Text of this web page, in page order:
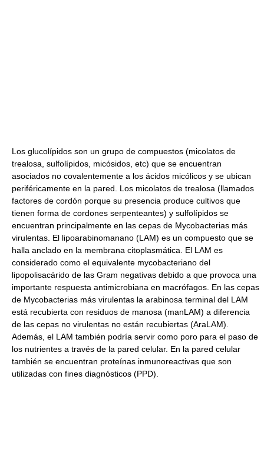
Los glucolípidos son un grupo de compuestos (micolatos de
trealosa, sulfolípidos, micósidos, etc) que se encuentran
asociados no covalentemente a los ácidos micólicos y se ubican
periféricamente en la pared. Los micolatos de trealosa (llamados
factores de cordón porque su presencia produce cultivos que
tienen forma de cordones serpenteantes) y sulfolípidos se
encuentran principalmente en las cepas de Mycobacterias más
virulentas. El lipoarabinomanano (LAM) es un compuesto que se
halla anclado en la membrana citoplasmática. El LAM es
considerado como el equivalente mycobacteriano del
lipopolisacárido de las Gram negativas debido a que provoca una
importante respuesta antimicrobiana en macrófagos. En las cepas
de Mycobacterias más virulentas la arabinosa terminal del LAM
está recubierta con residuos de manosa (manLAM) a diferencia
de las cepas no virulentas no están recubiertas (AraLAM).
Además, el LAM también podría servir como poro para el paso de
los nutrientes a través de la pared celular. En la pared celular
también se encuentran proteínas inmunoreactivas que son
utilizadas con fines diagnósticos (PPD).